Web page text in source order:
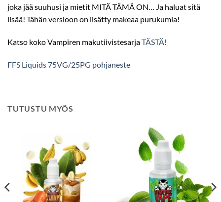
joka jää suuhusi ja mietit MITÄ TÄMÄ ON… Ja haluat sitä
lisää! Tähän versioon on lisätty makeaa purukumia!
Katso koko Vampiren makutiivistesarjaTÄSTÄ!
FFS Liquids 75VG/25PG pohjaneste
TUTUSTU MYÖS